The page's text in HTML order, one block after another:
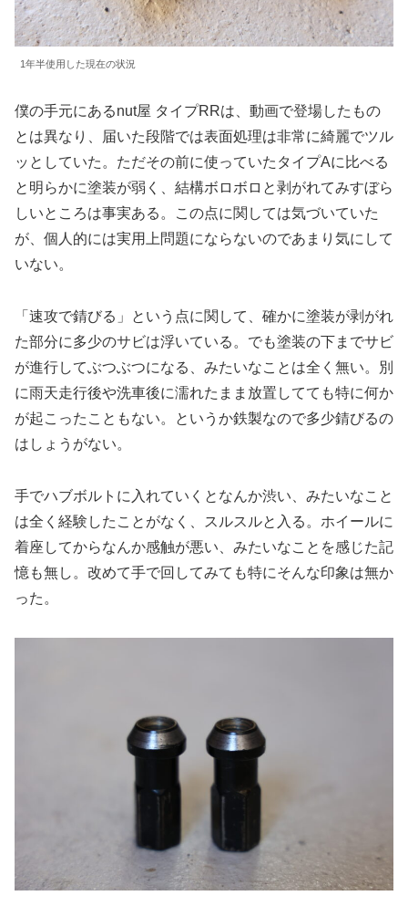
1年半使用した現在の状況
僕の手元にあるnut屋 タイプRRは、動画で登場したもの
とは異なり、届いた段階では表面処理は非常に綺麗でツル
ッとしていた。ただその前に使っていたタイプAに比べる
と明らかに塗装が弱く、結構ボロボロと剥がれてみすぼら
しいところは事実ある。この点に関しては気づいていた
が、個人的には実用上問題にならないのであまり気にして
いない。
「速攻で錆びる」という点に関して、確かに塗装が剥がれ
た部分に多少のサビは浮いている。でも塗装の下までサビ
が進行してぶつぶつになる、みたいなことは全く無い。別
に雨天走行後や洗車後に濡れたまま放置してても特に何か
が起こったこともない。というか鉄製なので多少錆びるの
はしょうがない。
手でハブボルトに入れていくとなんか渋い、みたいなこと
は全く経験したことがなく、スルスルと入る。ホイールに
着座してからなんか感触が悪い、みたいなことを感じた記
憶も無し。改めて手で回してみても特にそんな印象は無か
った。